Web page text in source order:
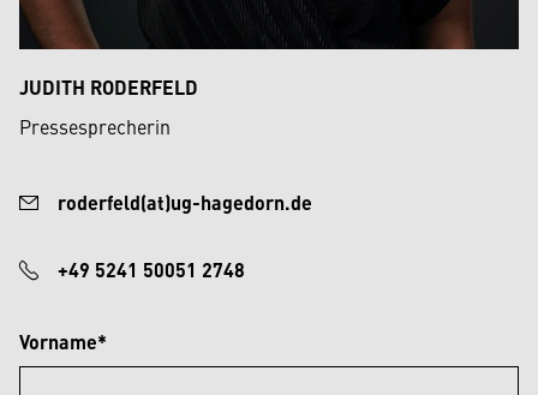
JUDITH RODERFELD
Pressesprecherin
roderfeld(at)ug-hagedorn.de
+49 5241 50051 2748
Vorname*